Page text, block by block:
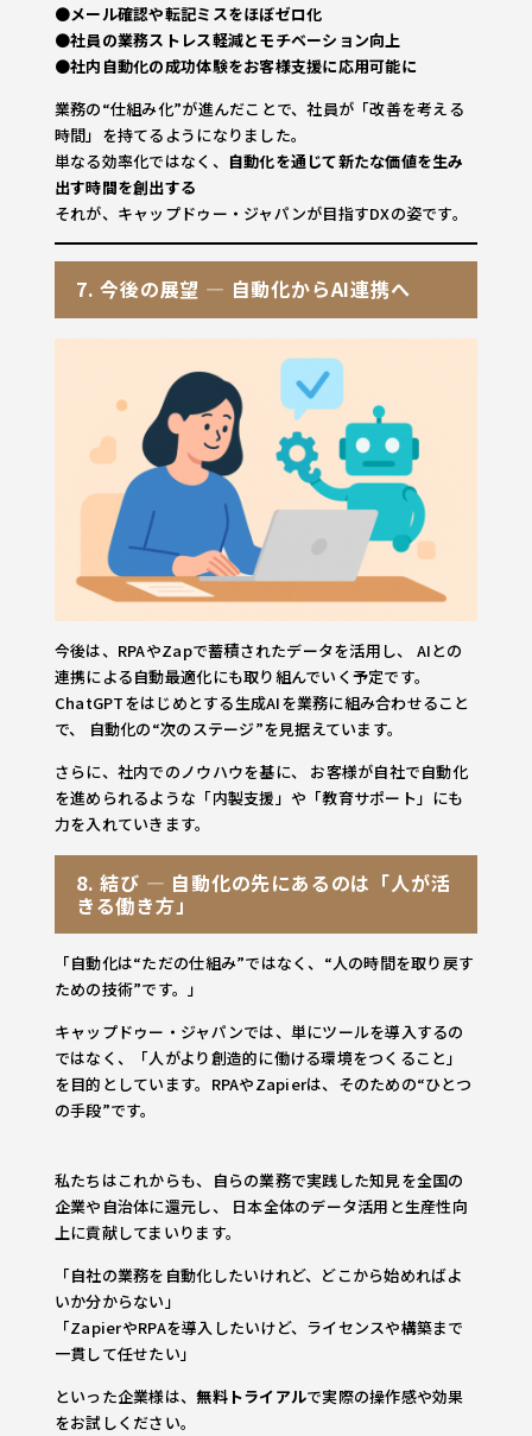
●メール確認や転記ミスをほぼゼロ化
●社員の業務ストレス軽減とモチベーション向上
●社内自動化の成功体験をお客様支援に応用可能に
業務の“仕組み化”が進んだことで、社員が「改善を考える
時間」を持てるようになりました。
単なる効率化ではなく、 自動化を通じて新たな価値を生み
出す時間を創出する
それが、キャップドゥー・ジャパンが目指すDXの姿です。
7. 今後の展望 ― 自動化からAI連携へ
今後は、RPAやZapで蓄積されたデータを活用し、 AIとの
連携による自動最適化にも取り組んでいく予定です。
ChatGPTをはじめとする生成AIを業務に組み合わせること
で、 自動化の“次のステージ”を見据えています。
さらに、社内でのノウハウを基に、 お客様が自社で自動化
を進められるような「内製支援」や「教育サポート」にも
力を入れていきます。
8. 結び ― 自動化の先にあるのは「人が活
きる働き方」
「自動化は“ただの仕組み”ではなく、“人の時間を取り戻す
ための技術”です。」
キャップドゥー・ジャパンでは、単にツールを導入するの
ではなく、「人がより創造的に働ける環境をつくること」
を目的としています。RPAやZapierは、そのための“ひとつ
の手段”です。
私たちはこれからも、自らの業務で実践した知見を全国の
企業や自治体に還元し、 日本全体のデータ活用と生産性向
上に貢献してまいります。
「自社の業務を自動化したいけれど、どこから始めればよ
いか分からない」
「ZapierやRPAを導入したいけど、ライセンスや構築まで
一貫して任せたい」
といった企業様は、無料トライアルで実際の操作感や効果
をお試しください。